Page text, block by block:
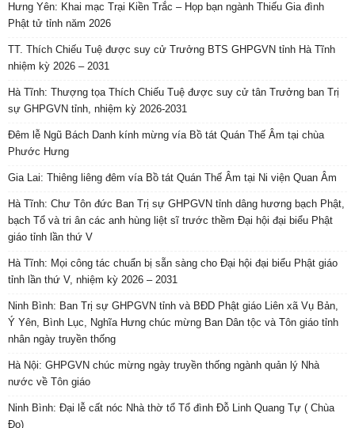
Hưng Yên: Khai mạc Trại Kiền Trắc – Họp bạn ngành Thiếu Gia đình
Phật tử tỉnh năm 2026
TT. Thích Chiếu Tuệ được suy cử Trưởng BTS GHPGVN tỉnh Hà Tĩnh
nhiệm kỳ 2026 – 2031
Hà Tĩnh: Thượng tọa Thích Chiếu Tuệ được suy cử tân Trưởng ban Trị
sự GHPGVN tỉnh, nhiệm kỳ 2026-2031
Đêm lễ Ngũ Bách Danh kính mừng vía Bồ tát Quán Thế Âm tại chùa
Phước Hưng
Gia Lai: Thiêng liêng đêm vía Bồ tát Quán Thế Âm tại Ni viện Quan Âm
Hà Tĩnh: Chư Tôn đức Ban Trị sự GHPGVN tỉnh dâng hương bạch Phật,
bạch Tổ và tri ân các anh hùng liệt sĩ trước thềm Đại hội đại biểu Phật
giáo tỉnh lần thứ V
Hà Tĩnh: Mọi công tác chuẩn bị sẵn sàng cho Đại hội đại biểu Phật giáo
tỉnh lần thứ V, nhiệm kỳ 2026 – 2031
Ninh Bình: Ban Trị sự GHPGVN tỉnh và BĐD Phật giáo Liên xã Vụ Bản,
Ý Yên, Bình Lục, Nghĩa Hưng chúc mừng Ban Dân tộc và Tôn giáo tỉnh
nhân ngày truyền thống
Hà Nội: GHPGVN chúc mừng ngày truyền thống ngành quản lý Nhà
nước về Tôn giáo
Ninh Bình: Đại lễ cất nóc Nhà thờ tổ Tổ đình Đỗ Linh Quang Tự ( Chùa
Đọ)